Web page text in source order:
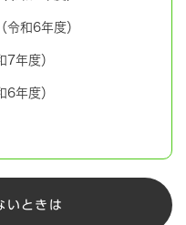
令和6年度）
7年度）
6年度）
いときは